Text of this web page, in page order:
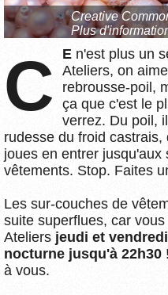
Creative
Plus
CE n'est plus un
Ateliers, on
rebrousse-poil,
ça que c'est le
verrez. Du poil,
rudesse du froid
joues en entrer
vêtements. Stop. Faites
Les sur-couches de
suite superflues, car
Ateliers jeudi et
nocturne jusqu'à 22h30
à vous.